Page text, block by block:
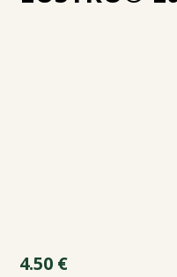
4.50 €